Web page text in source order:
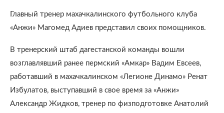
Главный тренер махачкалинского футбольного клуба
«Анжи» Магомед Адиев представил своих помощников.
В тренерский штаб дагестанской команды вошли
возглавлявший ранее пермский «Амкар» Вадим Евсеев,
работавший в махачкалинском «Легионе Динамо» Ренат
Избулатов, выступавший в свое время за «Анжи»
Александр Жидков, тренер по физподготовке Анатолий